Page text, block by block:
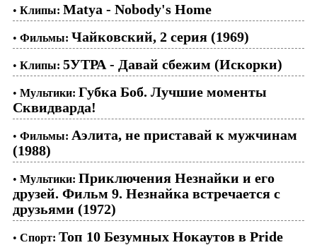
• Клипы: Matya - Nobody's Home
• Фильмы: Чайковский, 2 серия (1969)
• Клипы: 5УТРА - Давай сбежим (Искорки)
• Мультики: Губка Боб. Лучшие моменты
Сквидварда!
• Фильмы: Аэлита, не приставай к мужчинам
(1988)
• Мультики: Приключения Незнайки и его
друзей. Фильм 9. Незнайка встречается с
друзьями (1972)
• Спорт: Топ 10 Безумных Нокаутов в Pride